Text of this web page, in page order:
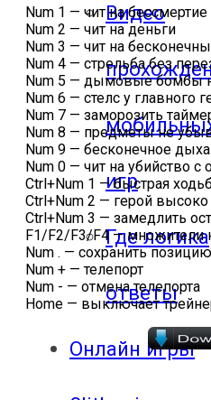
Видео
игр
Где логика
ответы
Онлайн игры
Num 1 — чит на бессмертие
Num 2 — чит на деньги
Num 3 — чит на
Num 4 — стрельба без
Num 5 — дымовые бомбы
Num 6 — стелс у главного
Num 7 — заморозить
Num 8 — предметы не
Num 9 — бесконечное
Num 0 — чит на убийство с
Ctrl+Num 1 — быстрая
Ctrl+Num 2 — герой
Ctrl+Num 3 — замедлить
F1/F2/F3/F4 — множители
Num . — сохранить позицию
Num + — телепорт
Num - — отмена телепорта
Home — выключает